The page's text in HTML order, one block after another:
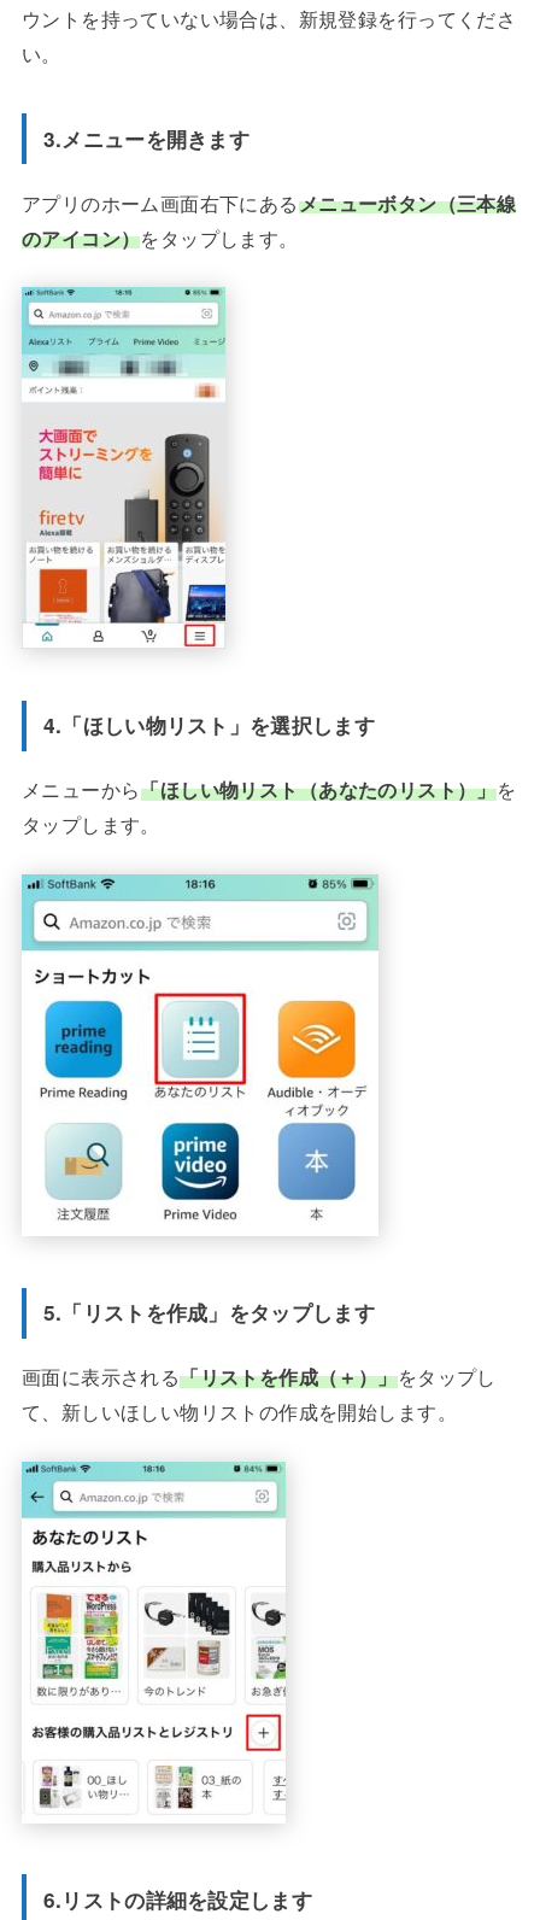
ウントを持っていない場合は、新規登録を行ってくださ
い。
3.メニューを開きます
アプリのホーム画面右下にあるメニューボタン（三本線
のアイコン）をタップします。
4.「ほしい物リスト」を選択します
メニューから「ほしい物リスト（あなたのリスト）」を
タップします。
5.「リストを作成」をタップします
画面に表示される「リストを作成（＋）」をタップし
て、新しいほしい物リストの作成を開始します。
6.リストの詳細を設定します